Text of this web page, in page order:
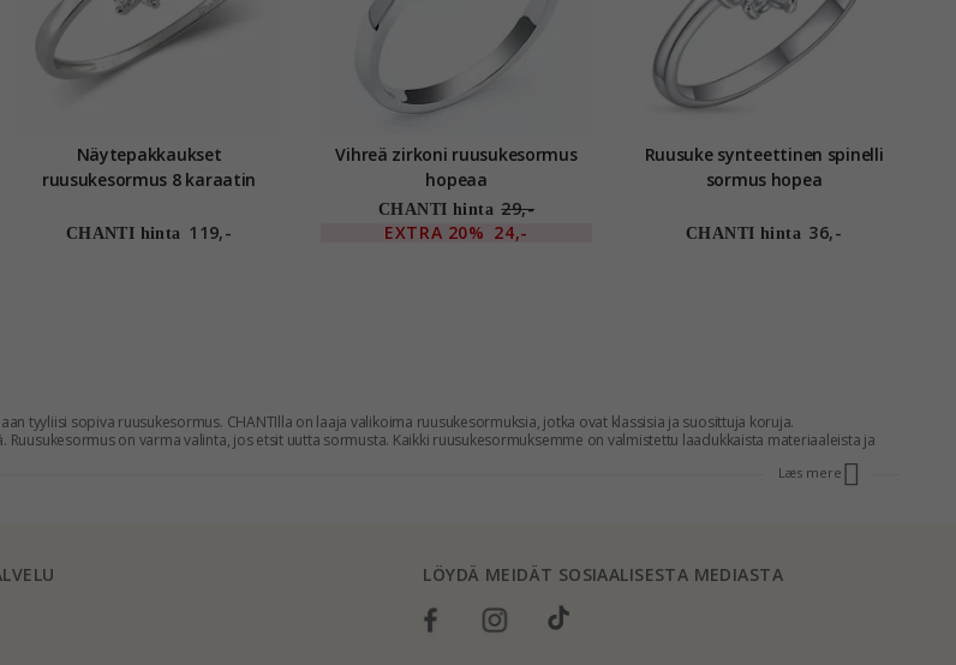
Näytepakkaukset
ruusukesormus 8 karaatin
CHANTI hinta 119,-
Vihreä zirkoni ruusukesormus
hopeaa
CHANTI hinta 29,-
EXTRA 20% 24,-
Ruusuke synteettinen spinelli
sormus hopea
CHANTI hinta 36,-
tyyliisi sopiva ruusukesormus. CHANTIlla on laaja valikoima ruusukesormuksia, jotka ovat klassisia ja suosittuja koruja.
Ruusukesormus on varma valinta, jos etsit uutta sormusta. Kaikki ruusukesormuksemme on valmistettu laadukkaista materiaaleista ja
Læs mere
LÖYDÄ MEIDÄT SOSIAALISESTA MEDIASTA